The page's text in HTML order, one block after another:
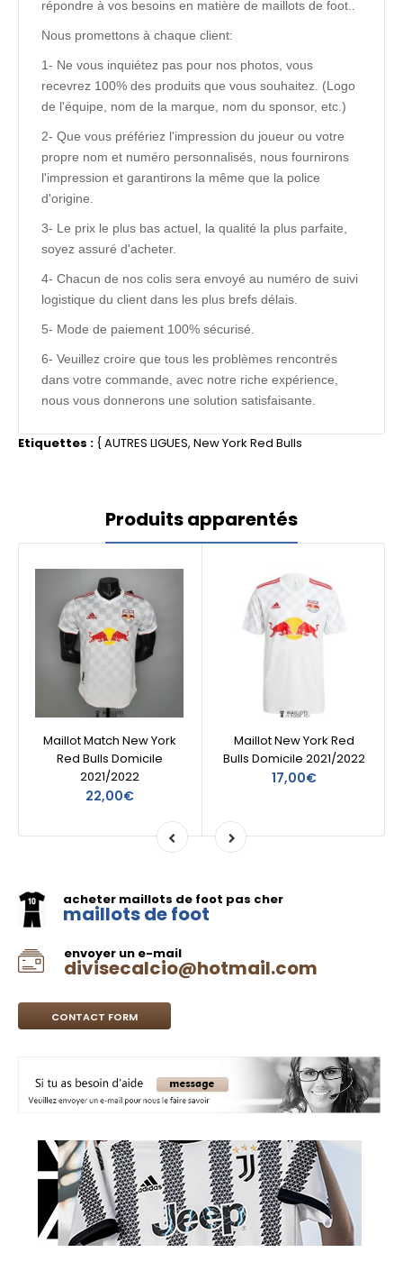
répondre à vos besoins en matière de maillots de foot..
Nous promettons à chaque client:
1- Ne vous inquiétez pas pour nos photos, vous
recevrez 100% des produits que vous souhaitez. (Logo
de l'équipe, nom de la marque, nom du sponsor, etc.)
2- Que vous préfériez l'impression du joueur ou votre
propre nom et numéro personnalisés, nous fournirons
l'impression et garantirons la même que la police
d'origine.
3- Le prix le plus bas actuel, la qualité la plus parfaite,
soyez assuré d'acheter.
4- Chacun de nos colis sera envoyé au numéro de suivi
logistique du client dans les plus brefs délais.
5- Mode de paiement 100% sécurisé.
6- Veuillez croire que tous les problèmes rencontrés
dans votre commande, avec notre riche expérience,
nous vous donnerons une solution satisfaisante.
Etiquettes : {AUTRES LIGUES, New York Red Bulls
Produits apparentés
Maillot Match New York
Red Bulls Domicile
2021/2022
22,00€
Maillot New York Red
Bulls Domicile 2021/2022
17,00€
acheter maillots de foot pas cher
maillots de foot
envoyer un e-mail
divisecalcio@hotmail.com
CONTACT FORM